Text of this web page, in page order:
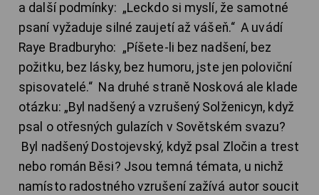
a další podmínky: „Leckdo si myslí, že samotné
psaní vyžaduje silné zaujetí až vášeň.“ A uvádí
Raye Bradburyho: „Píšete-li bez nadšení, bez
požitku, bez lásky, bez humoru, jste jen poloviční
spisovatelé.“ Na druhé straně Nosková ale klade
otázku: „Byl nadšený a vzrušený Solženicyn, když
psal o otřesných gulazích v Sovětském svazu?
Byl nadšený Dostojevský, když psal Zločin a trest
nebo román Běsi? Jsou temná témata, u nichž
namísto radostného vzrušení zažívá autor soucit